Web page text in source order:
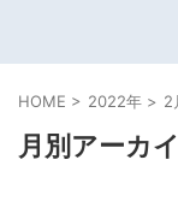
HOME > 2022年 > 2
月別アーカ